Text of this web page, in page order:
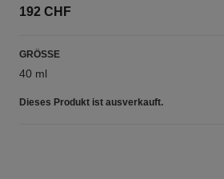
192 CHF
GRÖSSE
40 ml
Dieses Produkt ist ausverkauft.